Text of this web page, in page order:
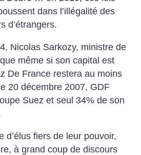
dans l’illégalité des
d’étrangers.
Nicolas Sarkozy, ministre de
même si son capital est
De France restera au moins
20 décembre 2007, GDF
Suez et seul 34% de son
d’élus fiers de leur pouvoir,
à grand coup de discours